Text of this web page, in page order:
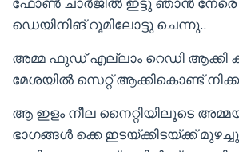
ഡെയിനിങ് റൂമിലോട്ടു ചെന്നു..
അമ്മ ഫുഡ്‌ എല്ലാം റെഡി ആക്കി
മേശയിൽ സെറ്റ് ആക്കികൊണ്ട്
ആ ഇളം നീല നൈറ്റിയിലൂടെ
ഭാഗങ്ങൾ ക്കെ ഇടയ്ക്കിടയ്ക്ക്